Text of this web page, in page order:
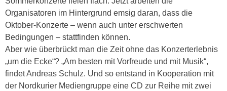
Organisatoren im Hintergrund emsig daran, dass die
Oktober-Konzerte – wenn auch unter erschwerten
Bedingungen – stattfinden können.
Aber wie überbrückt man die Zeit ohne das Konzerterlebnis
„um die Ecke“? „Am besten mit Vorfreude und mit Musik“,
findet Andreas Schulz. Und so entstand in Kooperation mit
der Nordkurier Mediengruppe eine CD zur Reihe mit zwei